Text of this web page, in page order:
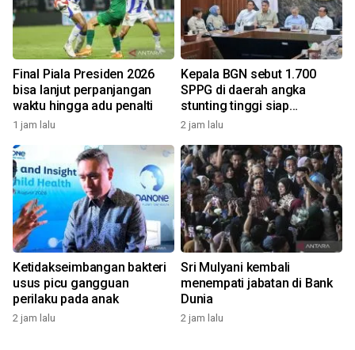
Final Piala Presiden 2026
bisa lanjut perpanjangan
waktu hingga adu penalti
1 jam lalu
Kepala BGN sebut 1.700
SPPG di daerah angka
stunting tinggi siap
beroperasi
2 jam lalu
Ketidakseimbangan bakteri
usus picu gangguan
perilaku pada anak
2 jam lalu
Sri Mulyani kembali
menempati jabatan di Bank
Dunia
2 jam lalu